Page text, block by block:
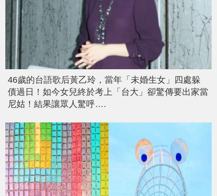
46歲的台語歌后黃乙玲，當年「未婚生女」四處躲
債過日！如今女兒終於考上「台大」卻驚傳要出家當
尼姑！結果讓眾人驚呼….